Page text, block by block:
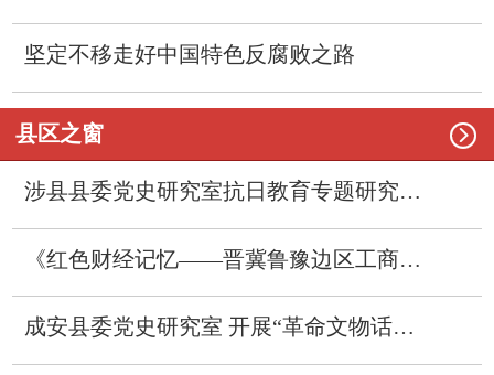
坚定不移走好中国特色反腐败之路
县区之窗 
涉县县委党史研究室抗日教育专题研究成果刊发
《红色财经记忆——晋冀鲁豫边区工商税务总局旧址纪事》一书印行
成安县委党史研究室 开展“革命文物话廉洁”主题作品征编工作